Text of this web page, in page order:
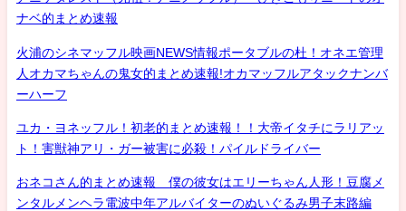
ナベ的まとめ速報
火浦のシネマッフル映画NEWS情報ポータブルの杜！オネエ管理
人オカマちゃんの鬼女的まとめ速報!オカマッフルアタックナンバ
ーハーフ
ユカ・ヨネッフル！初老的まとめ速報！！大帝イタチにラリアッ
ト！害獣神アリ・ガー被害に必殺！パイルドライバー
おネコさん的まとめ速報 僕の彼女はエリーちゃん人形！豆腐メ
ンタルメンヘラ電波中年アルバイターのぬいぐるみ男子末路編